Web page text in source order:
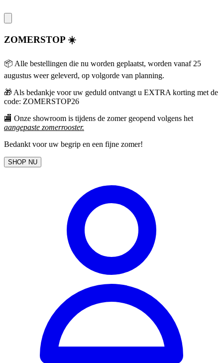
ZOMERSTOP ☀️
📦 Alle bestellingen die nu worden geplaatst, worden vanaf 25
augustus weer geleverd, op volgorde van planning.
🎁 Als bedankje voor uw geduld ontvangt u EXTRA korting met de
code: ZOMERSTOP26
🏬 Onze showroom is tijdens de zomer geopend volgens het
aangepaste zomerrooster.
Bedankt voor uw begrip en een fijne zomer!
SHOP NU